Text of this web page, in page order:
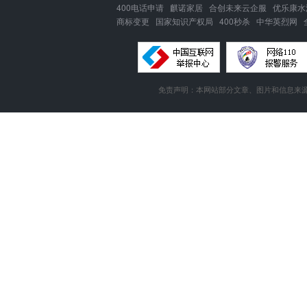
400电话申请 麒诺家居 合创未来云企服 优乐康
商标变更
国家知识产权局 400秒杀 中华英烈网
免责声明：本网站部分文章、图片和信息